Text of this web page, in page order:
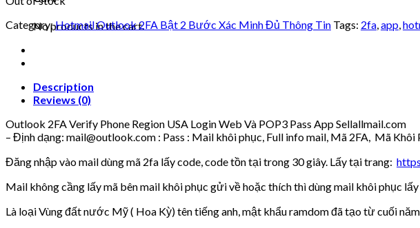
No products in the cart.
Category:Hotmail Outlook 2FA Bật 2 Bước Xác Minh Đủ Thông Tin Tags: 2fa app
Description
Reviews (0)
Outlook 2FA Verify Phone Region USA Login Web Và POP3 Pass App Sellallmail.com
– Định dạng: mail@outlook.com : Pass : Mail khôi phục, Full info mail, Mã 2FA, Mã Khôi
Đăng nhập vào mail dùng mã 2fa lấy code, code tồn tại trong 30 giây. Lấy tại trang:
Mail không cầng lấy mã bên mail khôi phục gửi về hoặc thích thì dùng mail khôi phục
Là loại Vùng đất nước Mỹ ( Hoa Kỳ) tên tiếng anh, mật khẩu ramdom đã tạo từ cuối